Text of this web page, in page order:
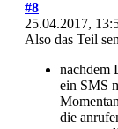
#8
25.04.2017,
Also das Teil
nachdem
ein SMS
die